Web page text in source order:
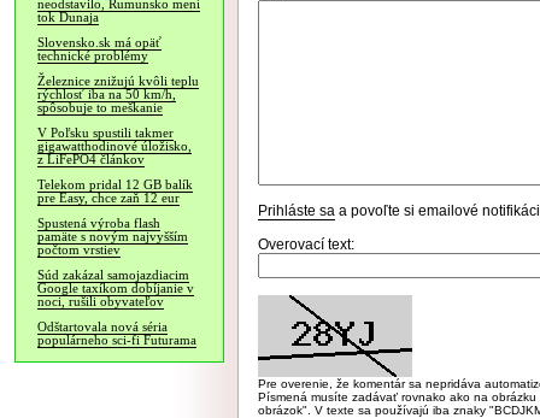
neodstavilo, Rumunsko mení
tok Dunaja
Slovensko.sk má opäť
technické problémy
Železnice znižujú kvôli teplu
rýchlosť iba na 50 km/h,
spôsobuje to meškanie
V Poľsku spustili takmer
gigawatthodinové úložisko,
z LiFePO4 článkov
Telekom pridal 12 GB balík
pre Easy, chce zaň 12 eur
Spustená výroba flash
pamäte s novým najvyšším
počtom vrstiev
Súd zakázal samojazdiacim
Google taxíkom dobíjanie v
noci, rušili obyvateľov
Odštartovala nová séria
populárneho sci-fi Futurama
Prihláste sa a povoľte si emailové
Overovací text:
Pre overenie, že komentár sa nepridáva
Písmená musíte zadávať rovnako ako na
obrázok". V texte sa používajú iba znaky